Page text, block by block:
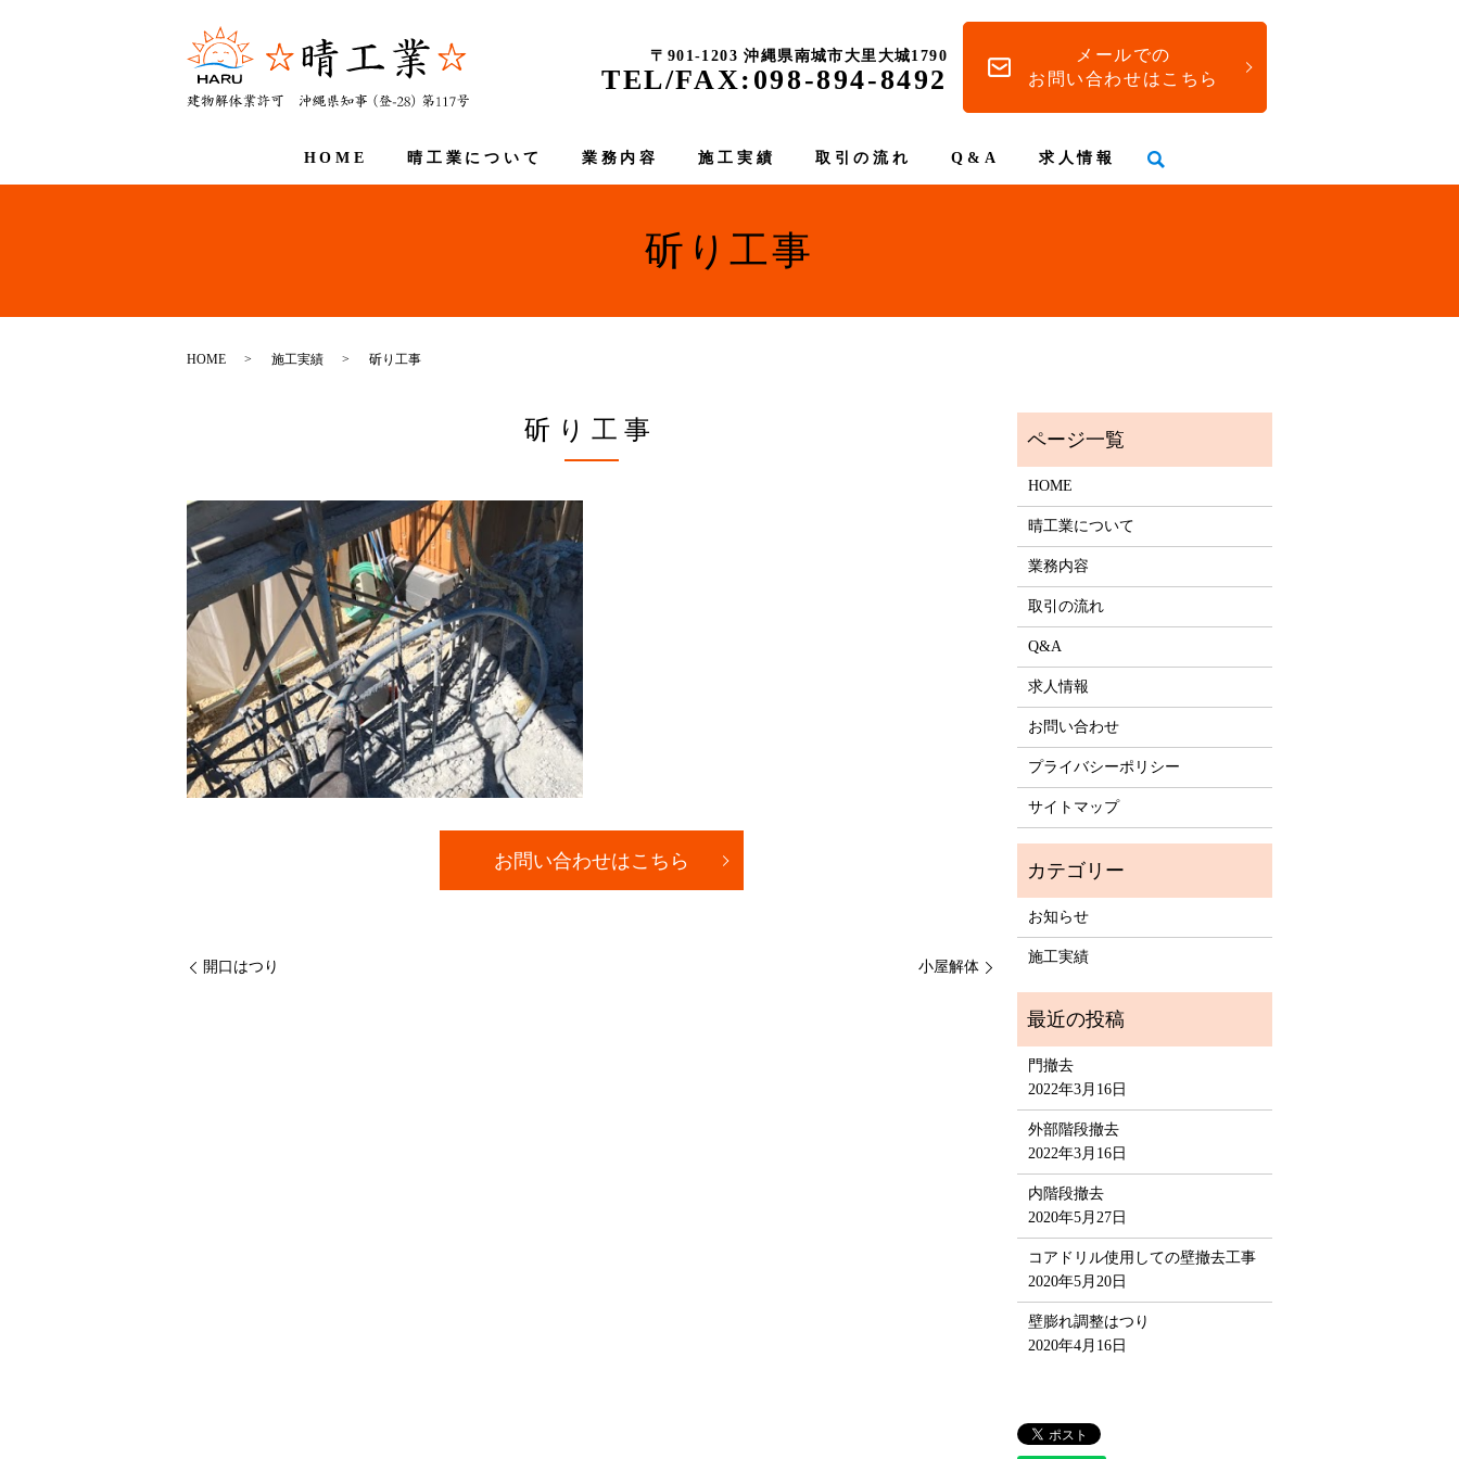
〒901-1203 沖縄県南城市大里大城1790
TEL/FAX:098-894-8492
メールでの
お問い合わせはこちら
HOME 晴工業について 業務内容 施工実績 取引の流れ Q&A 求人情報
斫り工事
HOME 施工実績 斫り工事
斫り工事
お問い合わせはこちら
開口はつり 小屋解体
HOME
晴工業について
業務内容
取引の流れ
Q&A
求人情報
お問い合わせ
プライバシーポリシー
サイトマップ
お知らせ
施工実績
門撤去
2022年3月16日
外部階段撤去
2022年3月16日
内階段撤去
2020年5月27日
コアドリル使用しての壁撤去工事
2020年5月20日
壁膨れ調整はつり
2020年4月16日